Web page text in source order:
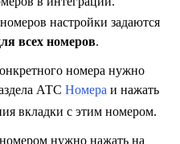
настройки задаются
всех номеров.
номера нужно
АТС Номера и нажать
вкладки с этим номером.
нужно нажать на